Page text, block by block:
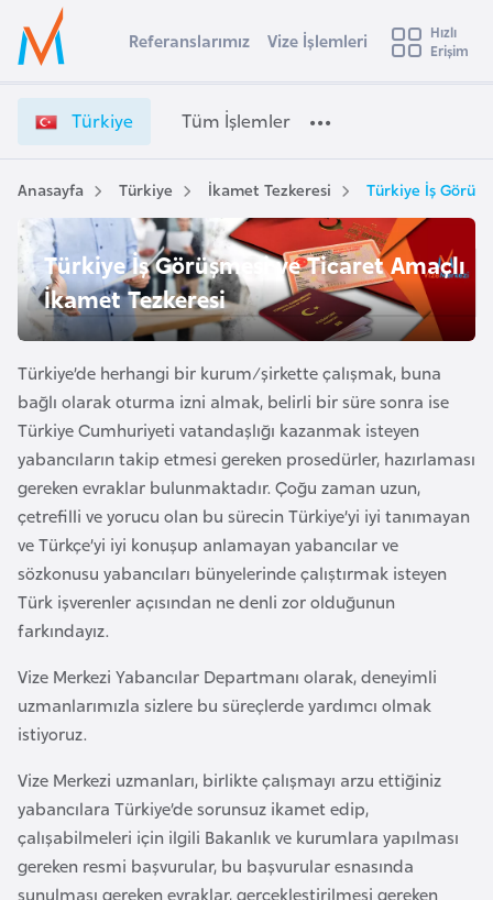
Ülke Seçimi
Başvuru yapmak istediğiniz ülkeyi seçin
Üye
Girişi
ü
k
i
y
e
i
z
e
İ
ş
e
m
e
r
i
e
t
i
ş
i
Referanslarımız Vize İşlemleri
Hızlı
Erişim
Türkiye Tüm İşlemler
Anasayfa Türkiye İkamet Tezkeresi Türkiye İş
Türkiye İş Görüşmesi ve Ticaret Amaçlı
İkamet Tezkeresi
Türkiye’de herhangi bir kurum/şirkette çalışmak, buna
bağlı olarak oturma izni almak, belirli bir süre sonra ise
Türkiye Cumhuriyeti vatandaşlığı kazanmak isteyen
yabancıların takip etmesi gereken prosedürler, hazırlaması
gereken evraklar bulunmaktadır. Çoğu zaman uzun,
çetrefilli ve yorucu olan bu sürecin Türkiye’yi iyi tanımayan
ve Türkçe’yi iyi konuşup anlamayan yabancılar ve
sözkonusu yabancıları bünyelerinde çalıştırmak isteyen
Türk işverenler açısından ne denli zor olduğunun
farkındayız.
Vize Merkezi Yabancılar Departmanı olarak, deneyimli
uzmanlarımızla sizlere bu süreçlerde yardımcı olmak
istiyoruz.
Vize Merkezi uzmanları, birlikte çalışmayı arzu ettiğiniz
yabancılara Türkiye’de sorunsuz ikamet edip,
çalışabilmeleri için ilgili Bakanlık ve kurumlara yapılması
gereken resmi başvurular, bu başvurular esnasında
sunulması gereken evraklar, gerçekleştirilmesi gereken
s
t
r
a
A
v
u
t
u
r
y
a
A
z
e
b
a
y
a
n
B